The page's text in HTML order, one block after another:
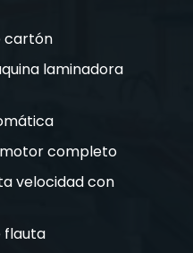
cartón
laminadora
completo
velocidad con
flauta